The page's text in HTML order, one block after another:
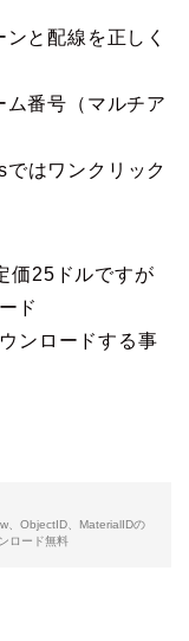
と配線を正しく
番号（マルチア
はワンクリック
価25ドルですが
ド
ンロードする事
、ObjectID、MaterialIDの
ロード無料